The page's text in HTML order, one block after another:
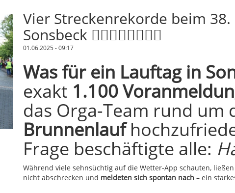
Vier Streckenrekorde beim
Sonsbeck 🏃‍♀️🏃‍♂️🏃‍♀️🏃‍♀️
01.06.2025 - 09:17
Was für ein Lauftag in
exakt 1.100
das Orga-Team rund um
Brunnenlauf
Frage beschäftigte alle:
Während viele sehnsüchtig auf die Wetter-App schauten,
nicht abschrecken und meldeten sich spontan nach – ein